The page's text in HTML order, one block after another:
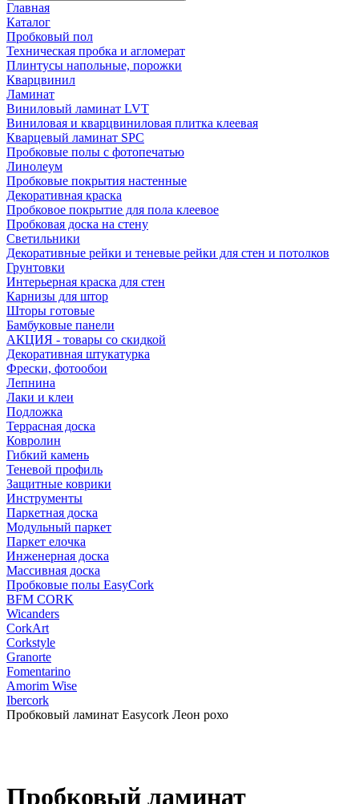
Главная
Каталог
Пробковый пол
Техническая пробка и агломерат
Плинтусы напольные, порожки
Кварцвинил
Ламинат
Виниловый ламинат LVT
Виниловая и кварцвиниловая плитка клеевая
Кварцевый ламинат SPC
Пробковые полы с фотопечатью
Линолеум
Пробковые покрытия настенные
Декоративная краска
Пробковое покрытие для пола клеевое
Пробковая доска на стену
Светильники
Декоративные рейки и теневые рейки для стен и потолков
Грунтовки
Интерьерная краска для стен
Карнизы для штор
Шторы готовые
Бамбуковые панели
АКЦИЯ - товары со скидкой
Декоративная штукатурка
Фрески, фотообои
Лепнина
Лаки и клеи
Подложка
Террасная доска
Ковролин
Гибкий камень
Теневой профиль
Защитные коврики
Инструменты
Паркетная доска
Модульный паркет
Паркет елочка
Инженерная доска
Массивная доска
Пробковые полы EasyCork
BFM CORK
Wicanders
CorkArt
Corkstyle
Granorte
Fomentarino
Amorim Wise
Ibercork
Пробковый ламинат Easycork Леон рохо
Пробковый ламинат